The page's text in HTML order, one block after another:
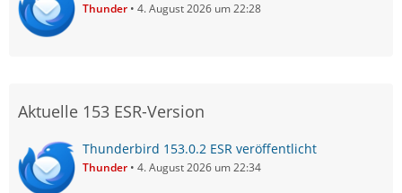
Thunder 4. August 2026 um 22:28
Aktuelle 153 ESR-Version
Thunderbird 153.0.2 ESR veröffentlicht
Thunder 4. August 2026 um 22:34